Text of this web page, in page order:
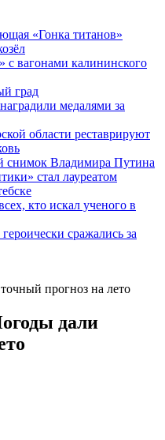
«Гонка титанов»
с вагонами калининского
град
медалями за
области реставрируют
снимок Владимира Путина
стал лауреатом
кто искал ученого в
сражались за
прогноз на лето
дали